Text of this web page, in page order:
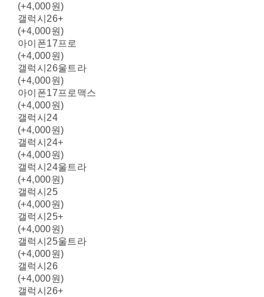
(+4,000원)
갤럭시26+
(+4,000원)
아이폰17프로
(+4,000원)
갤럭시26울트라
(+4,000원)
아이폰17프로맥스
(+4,000원)
갤럭시24
(+4,000원)
갤럭시24+
(+4,000원)
갤럭시24울트라
(+4,000원)
갤럭시25
(+4,000원)
갤럭시25+
(+4,000원)
갤럭시25울트라
(+4,000원)
갤럭시26
(+4,000원)
갤럭시26+